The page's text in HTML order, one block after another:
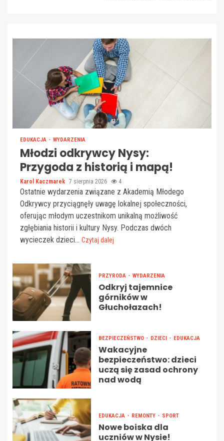
EDUKACJA WYDARZENIA
Młodzi odkrywcy Nysy:
Przygoda z historią i mapą!
Karol Kaczmarek 7 sierpnia 2026 4
Ostatnie wydarzenia związane z Akademią Młodego
Odkrywcy przyciągnęły uwagę lokalnej społeczności,
oferując młodym uczestnikom unikalną możliwość
zgłębiania historii i kultury Nysy. Podczas dwóch
wycieczek dzieci... Czytaj dalej
PRZYRODA WYDARZENIA
Odkryj tajemnice
górników w
Głuchołazach!
BEZPIECZEŃSTWO DZIECI EDUKACJA
Wakacyjne
bezpieczeństwo: dzieci
uczą się zasad ochrony
nad wodą
EDUKACJA REMONTY SPORT
Nowe boiska dla
uczniów w Nysie!